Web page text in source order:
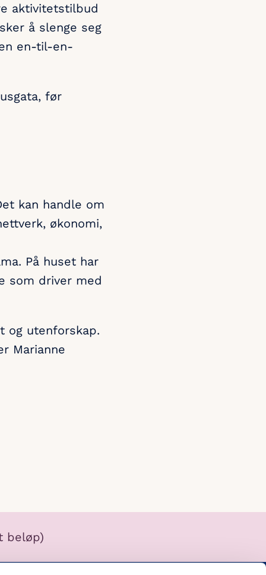
aktivitetstilbud
å slenge seg
en-til-en-
før
kan handle om
økonomi,
På huset har
som driver med
og utenforskap.
Marianne
beløp)